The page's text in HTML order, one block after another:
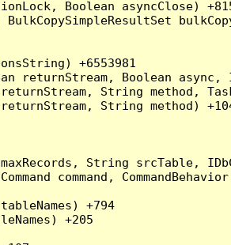
Boolean asyncClose)
+6553981
returnStream, Boolean
String method,
String method)
String srcTable,
command,
+794
+205